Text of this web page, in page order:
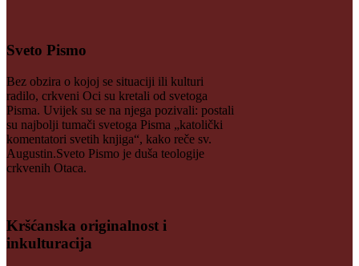
Sveto Pismo
Bez obzira o kojoj se situaciji ili kulturi
radilo, crkveni Oci su kretali od svetoga
Pisma. Uvijek su se na njega pozivali: postali
su najbolji tumači svetoga Pisma „katolički
komentatori svetih knjiga“, kako reče sv.
Augustin.Sveto Pismo je duša teologije
crkvenih Otaca.
Kršćanska originalnost i
inkulturacija